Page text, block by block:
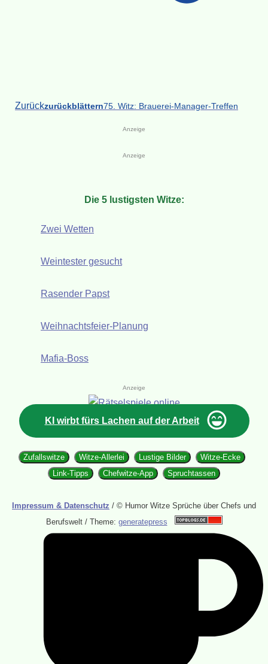
Zurückzurückblättern75. Witz: Brauerei-Manager-Treffen
Anzeige
Anzeige
Die 5 lustigsten Witze:
Zwei Wetten
Weintester gesucht
Rasender Papst
Weihnachtsfeier-Planung
Mafia-Boss
Anzeige
KI wirbt fürs Lachen auf der Arbeit
Zufallswitze Witze-Allerlei Lustige Bilder
Witze-Ecke
Link-Tipps
Chefwitze-App Spruchtassen
Impressum & Datenschutz / © Humor Witze Sprüche über Chefs und
Berufswelt / Theme: generatepress